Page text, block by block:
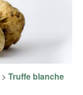
> Truffe blanche